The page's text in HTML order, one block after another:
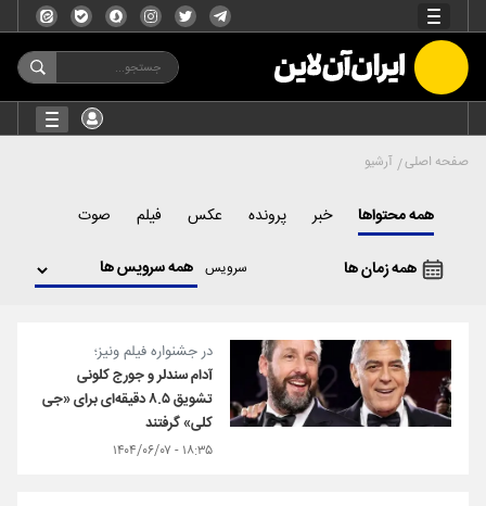
صفحه اصلی آرشیو
همه محتواها خبر پرونده عکس فیلم صوت
همه زمان ها سرویس
در جشنواره فیلم ونیز؛
آدام سندلر و جورج کلونی
تشویق ۸.۵ دقیقه‌ای برای «جی‌
کلی» گرفتند
۱۸:۳۵ - ۱۴۰۴/۰۶/۰۷